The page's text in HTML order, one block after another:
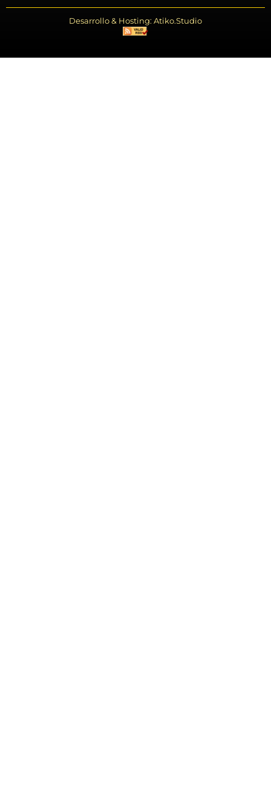
Desarrollo & Hosting: Atiko.Studio